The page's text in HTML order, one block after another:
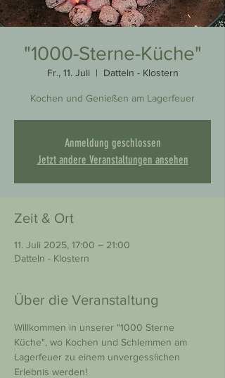
"1000-Sterne-Küche"
Fr., 11. Juli
  |
Datteln - Klostern
Kochen und Genießen am Lagerfeuer
Anmeldung geschlossen
Jetzt andere Veranstaltungen ansehen
Zeit & Ort
11. Juli 2025, 17:00 – 21:00
Datteln - Klostern
Über die Veranstaltung
Willkommen in unserer "1000 Sterne
Küche", wo Kochen und Schlemmen am
Lagerfeuer zu einem unvergesslichen
Erlebnis werden!